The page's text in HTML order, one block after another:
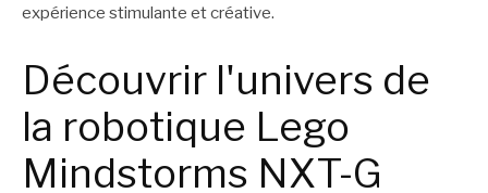
expérience stimulante et créative.
Découvrir l'univers de
la robotique Lego
Mindstorms NXT-G